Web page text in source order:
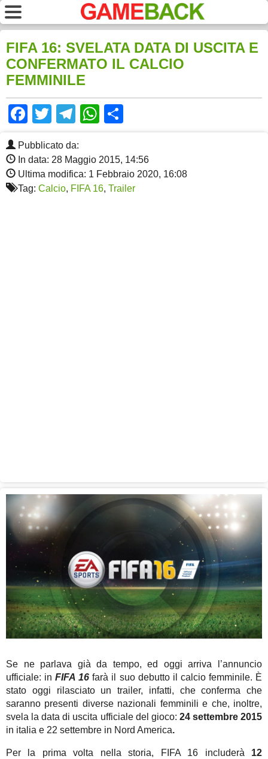
FIFA 16: SVELATA DATA DI USCITA E
CONFERMATO IL CALCIO
FEMMINILE
Facebook
TwitterTelegram
WhatsApp
Pubblicato da:
In data: 28 Maggio 2015, 14:56
Ultima modifica: 1 Febbraio 2020, 16:08
Tag: Calcio, FIFA 16, Trailer
Se ne parlava già da tempo, ed oggi arriva l’annuncio
ufficiale: inFIFA 16 farà il suo debutto il calcio femminile. È
stato oggi rilasciato un trailer, infatti, che conferma che
saranno presenti diverse nazionali femminili e che, inoltre,
svela la data di uscita ufficiale del gioco: 24 settembre 2015
in italia e 22 settembre in Nord America.
Per la prima volta nella storia, FIFA 16 includerà 12